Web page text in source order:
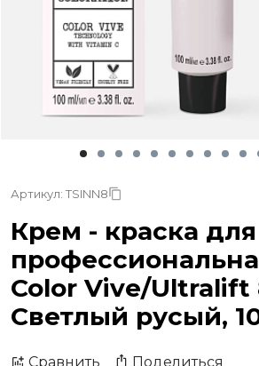
Артикул: TSINN8
Крем - краска
Color Vive/Ultralift
Светлый русый,
Сравнить Поделиться